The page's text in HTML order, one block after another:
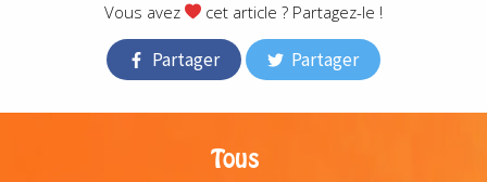
Vous avez cet article ? Partagez-le !
Partager Partager
Tous